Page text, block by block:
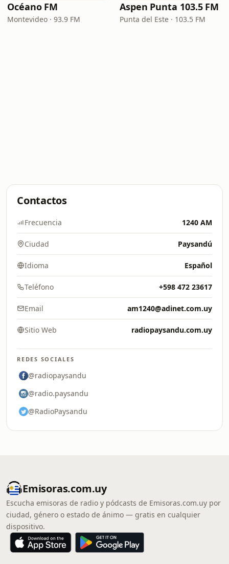
Océano FM
Montevideo · 93.9 FM
Aspen Punta 103.5 FM
Punta del Este · 103.5 FM
Contactos
Frecuencia 1240 AM
Ciudad Paysandú
Idioma Español
Teléfono +598 472 23617
Email am1240@adinet.com.uy
Sitio Web radiopaysandu.com.uy
REDES SOCIALES
@radiopaysandu
@radio.paysandu
@RadioPaysandu
Emisoras.com.uy
Escucha emisoras de radio y pódcasts de Emisoras.com.uy por
ciudad, género o estado de ánimo — gratis en cualquier
dispositivo.